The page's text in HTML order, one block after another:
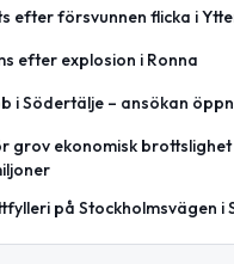
efter försvunnen flicka i
efter explosion i Ronna
i Södertälje – ansökan
grov ekonomisk
på Stockholmsvägen i